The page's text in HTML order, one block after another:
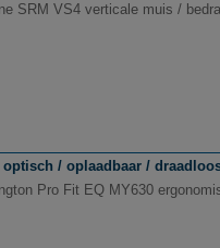
SRM VS4 verticale muis /
/ oplaadbaar /
Pro Fit EQ MY630